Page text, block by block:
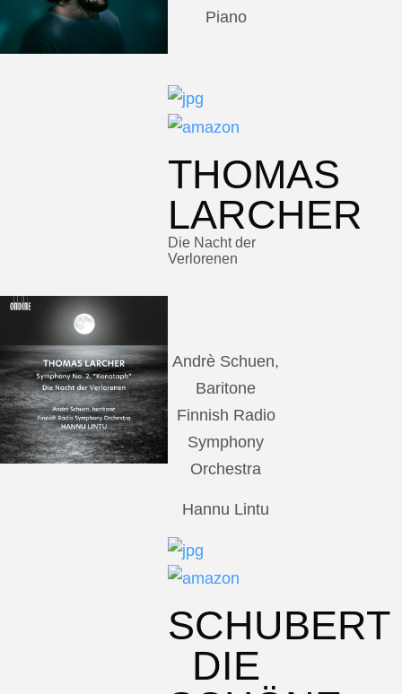
Piano
THOMAS
LARCHER
Die Nacht der
Verlorenen
Andrè Schuen,
Baritone
Finnish Radio
Symphony
Orchestra
Hannu Lintu
SCHUBERT
DIE